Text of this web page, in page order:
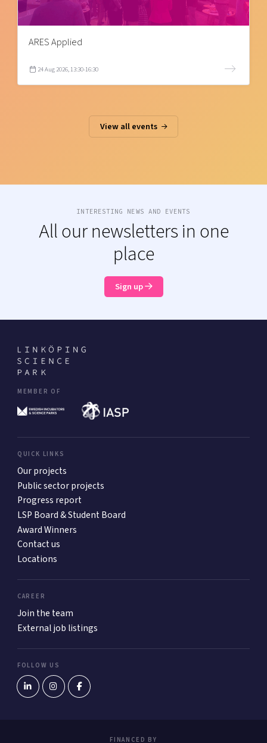
ARES Applied
24 Aug 2026, 13:30-16:30
View all events
INTERESTING NEWS AND EVENTS
All our newsletters in one
place
Sign up
MEMBER OF
QUICK LINKS
Our projects
Public sector projects
Progress report
LSP Board & Student Board
Award Winners
Contact us
Locations
CAREER
Join the team
External job listings
FOLLOW US
FINANCED BY